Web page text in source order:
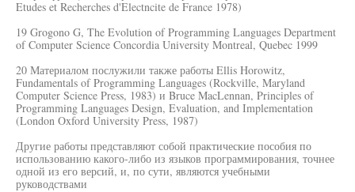
Etudes et Recherches d'Electncite de France 1978)
19 Grogono G, The Evolution of Programming Languages Department
of Computer Science Concordia University Montreal, Quebec 1999
20 Материалом послужили также работы Ellis Horowitz,
Fundamentals of Programming Languages (Rockville, Maryland
Computer Science Press, 1983) и Bruce MacLennan, Principles of
Programming Languages Design, Evaluation, and Implementation
(London Oxford University Press, 1987)
Другие работы представляют собой практические пособия по
использованию какого-либо из языков программирования, точнее
одной из его версий, и, по сути, являются учебными
руководствами